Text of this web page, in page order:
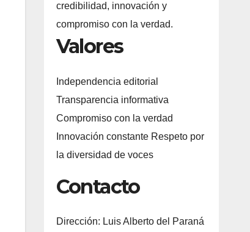
credibilidad, innovación y
compromiso con la verdad.
Valores
Independencia editorial
Transparencia informativa
Compromiso con la verdad
Innovación constante Respeto por
la diversidad de voces
Contacto
Dirección: Luis Alberto del Paraná